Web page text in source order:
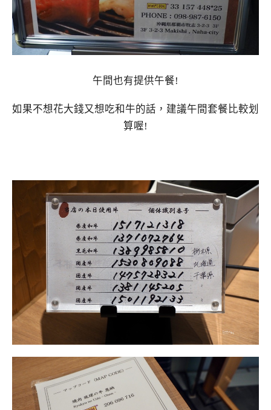
午間也有提供午餐!
如果不想花大錢又想吃和牛的話，建議午間套餐比較划
算喔!